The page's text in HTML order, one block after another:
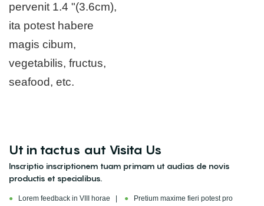
pervenit 1.4 "(3.6cm),
ita potest habere
magis cibum,
vegetabilis, fructus,
seafood, etc.
Ut in tactus aut Visita Us
Inscriptio inscriptionem tuam primam ut audias de novis
productis et specialibus.
● Lorem feedback in VIII horae | ●
Pretium maxime fieri potest pro